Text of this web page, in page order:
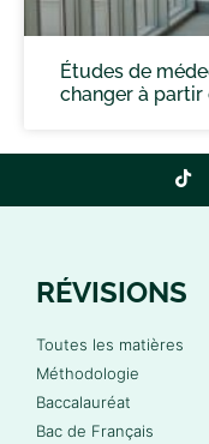
Études de
changer à partir
RÉVISIONS
Toutes les matières
Méthodologie
Baccalauréat
Bac de Français